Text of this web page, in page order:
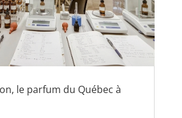
le parfum du Québec à